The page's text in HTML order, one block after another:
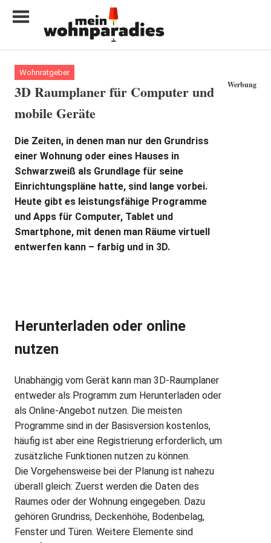
Inhalt
My
home
is
my
castle
Wohnratgeber
3D Raumplaner für Computer und
mobile Geräte
Werbung
Die Zeiten, in denen man nur den Grundriss
einer Wohnung oder eines Hauses in
Schwarzweiß als Grundlage für seine
Einrichtungspläne hatte, sind lange vorbei.
Heute gibt es leistungsfähige Programme
und Apps für Computer, Tablet und
Smartphone, mit denen man Räume virtuell
entwerfen kann – farbig und in 3D.
Herunterladen oder online
nutzen
Unabhängig vom Gerät kann man 3D-Raumplaner
entweder als Programm zum Herunterladen oder
als Online-Angebot nutzen. Die meisten
Programme sind in der Basisversion kostenlos,
häufig ist aber eine Registrierung erforderlich, um
zusätzliche Funktionen nutzen zu können.
Die Vorgehensweise bei der Planung ist nahezu
überall gleich: Zuerst werden die Daten des
Raumes oder der Wohnung eingegeben. Dazu
gehören Grundriss, Deckenhöhe, Bodenbelag,
Fenster und Türen. Weitere Elemente sind